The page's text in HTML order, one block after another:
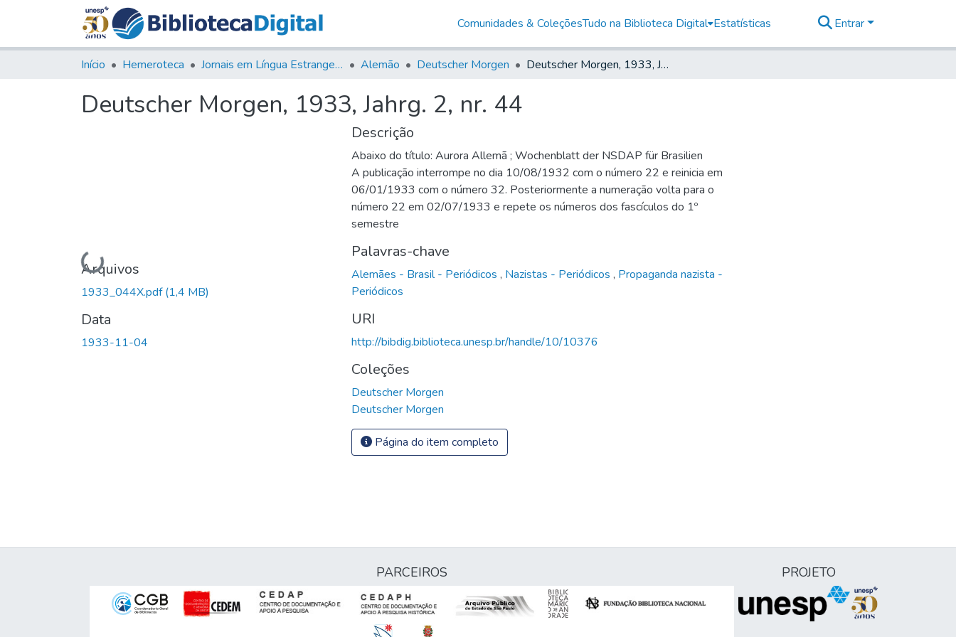
Comunidades & ColeçõesTudo na Biblioteca Digital Estatísticas Entrar
Início Hemeroteca Jornais em Língua Estrangeira Alemão Deutscher Morgen Deutscher Morgen, 1933, Jahrg. 2, nr. 44
Deutscher Morgen, 1933, Jahrg. 2, nr. 44
Carregando...
Arquivos
1933_044X.pdf(1,4 MB)
Data
1933-11-04
Descrição
Abaixo do título: Aurora Allemã ; Wochenblatt der NSDAP für Brasilien
A publicação interrompe no dia 10/08/1932 com o número 22 e reinicia em
06/01/1933 com o número 32. Posteriormente a numeração volta para o
número 22 em 02/07/1933 e repete os números dos fascículos do 1º
semestre
Palavras-chave
Alemães - Brasil - Periódicos , Nazistas - Periódicos , Propaganda nazista -
Periódicos
URI
http://bibdig.biblioteca.unesp.br/handle/10/10376
Coleções
Deutscher Morgen
Deutscher Morgen
Página do item completo
PARCEIROS PROJETO